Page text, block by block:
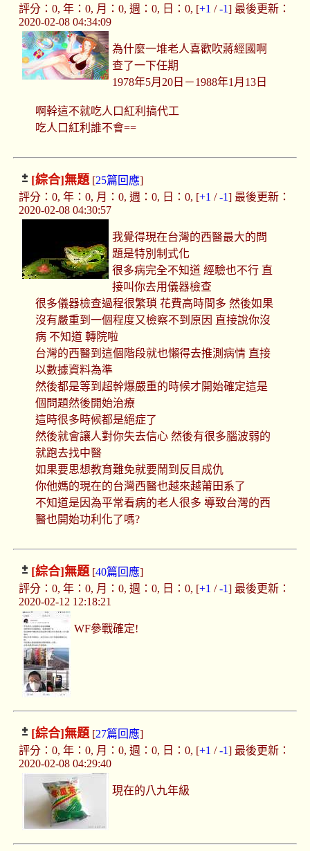
評分：0, 年：0, 月：0, 週：0, 日：0, [+1 /-1] 最後更新：
2020-02-08 04:34:09
為什麼一堆老人喜歡吹蔣經國啊
查了一下任期
1978年5月20日－1988年1月13日
啊幹這不就吃人口紅利搞代工
吃人口紅利誰不會==
[綜合]無題[25篇回應]
評分：0, 年：0, 月：0, 週：0, 日：0, [+1 /-1] 最後更新：
2020-02-08 04:30:57
我覺得現在台灣的西醫最大的問
題是特別制式化
很多病完全不知道 經驗也不行 直
接叫你去用儀器檢查
很多儀器檢查過程很繁瑣 花費高時間多 然後如果
沒有嚴重到一個程度又檢察不到原因 直接說你沒
病 不知道 轉院啦
台灣的西醫到這個階段就也懶得去推測病情 直接
以數據資料為準
然後都是等到超幹爆嚴重的時候才開始確定這是
個問題然後開始治療
這時很多時候都是絕症了
然後就會讓人對你失去信心 然後有很多腦波弱的
就跑去找中醫
如果要思想教育難免就要鬧到反目成仇
你他媽的現在的台灣西醫也越來越莆田系了
不知道是因為平常看病的老人很多 導致台灣的西
醫也開始功利化了嗎?
[綜合]無題[40篇回應]
評分：0, 年：0, 月：0, 週：0, 日：0, [+1 /-1] 最後更新：
2020-02-12 12:18:21
WF參戰確定!
[綜合]無題[27篇回應]
評分：0, 年：0, 月：0, 週：0, 日：0, [+1 /-1] 最後更新：
2020-02-08 04:29:40
現在的八九年級